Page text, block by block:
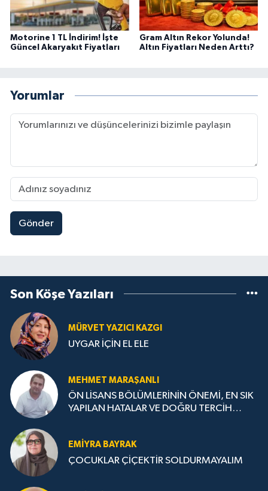
Motorine 1 TL İndirim! İşte
Güncel Akaryakıt Fiyatları
Gram Altın Rekor Yolunda!
Altın Fiyatları Neden Arttı?
Yorumlar
Gönder
Son Köşe Yazıları
MÜRVET YAZICI KAZGI
UYGAR İÇİN EL ELE
MEHMET MARAŞANLI
ÖN LİSANS BÖLÜMLERİNİN ÖNEMİ, EN SIK
YAPILAN HATALAR VE DOĞRU TERCİH
EMIYRA BAYRAK
ÇOCUKLAR ÇİÇEKTİR SOLDURMAYALIM